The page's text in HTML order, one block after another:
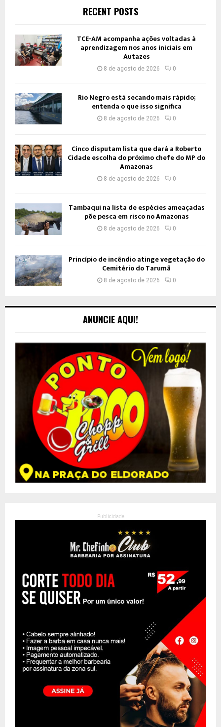
RECENT POSTS
TCE-AM acompanha ações voltadas à
aprendizagem nos anos iniciais em
Autazes
8 de agosto de 2026 0
Rio Negro está secando mais rápido;
entenda o que isso significa
8 de agosto de 2026 0
Cinco disputam lista que dará a Roberto
Cidade escolha do próximo chefe do MP do
Amazonas
8 de agosto de 2026 0
Tambaqui na lista de espécies ameaçadas
põe pesca em risco no Amazonas
8 de agosto de 2026 0
Princípio de incêndio atinge vegetação do
Cemitério do Tarumã
8 de agosto de 2026 0
ANUNCIE AQUI!
Publicidade